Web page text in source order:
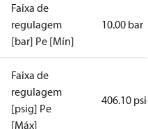
Faixa de
regulagem
[bar] Pe [Mín]
10.00 bar
Faixa de
regulagem
[psig] Pe
[Máx]
406.10 psig